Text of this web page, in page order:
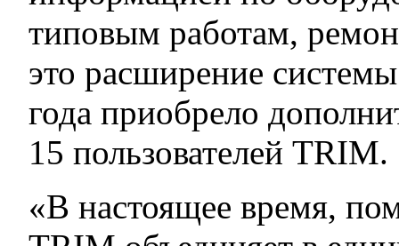
типовым работам,
это расширение
года приобрело
15 пользователей TRIM.
«В настоящее время,